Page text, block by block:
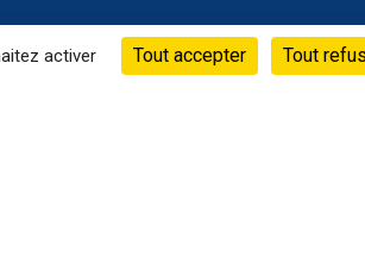
activer Tout accepter Tout